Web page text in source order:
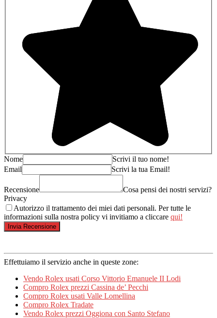
Nome
Scrivi il tuo nome!
Email
Scrivi la tua Email!
Recensione
Cosa pensi dei nostri servizi?
Privacy
Autorizzo il trattamento dei miei dati personali. Per tutte le
informazioni sulla nostra policy vi invitiamo a cliccare qui!
Effettuiamo il servizio anche in queste zone:
Vendo Rolex usati Corso Vittorio Emanuele II Lodi
Compro Rolex prezzi Cassina de’ Pecchi
Compro Rolex usati Valle Lomellina
Compro Rolex Tradate
Vendo Rolex prezzi Oggiona con Santo Stefano